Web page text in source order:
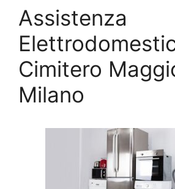
Assistenza
Cimitero
Milano